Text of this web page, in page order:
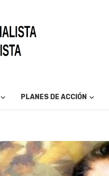
PLANES DE ACCIÓN